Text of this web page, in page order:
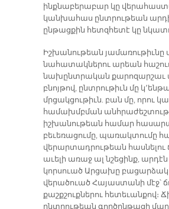
ինքնաբերաբար կը
կանխահաս ընտրութեան
ընթացքին հետզհետէ կը
Իշխանութեան
նահատակներու արեան
նախընտրական քարոզարշաւ
բնոյթով, ընտրութիւն մը
մրցակցութիւն. բան մը, որու
համախմբման
իշխանութեան համար
բեւեռացումը, պառակտումը
վերարտադրութեան
աւելի առաջ ալ նշեցինք,
կորսուած Արցախը բացարձակ
վերածուած Հայաստանի մէջ՝
քաշքշուքներու հետեւանքով։
ընտրութեան գործընթացի